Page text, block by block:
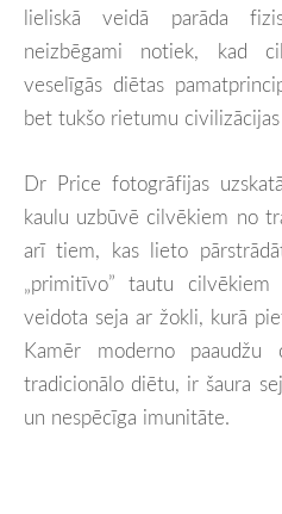
lieliskā veidā parāda
neizbēgami notiek, kad
veselīgās diētas
bet tukšo rietumu
Dr Price fotogrāfijas
kaulu uzbūvē cilvēkiem no
arī tiem, kas lieto
„primitīvo” tautu
veidota seja ar žokli, kurā
Kamēr moderno paaudžu
tradicionālo diētu, ir šaura
un nespēcīga imunitāte.